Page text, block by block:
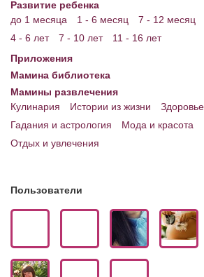
Приложения для Android
Опросы
НОВОСТИ ЛОПОТУНА
Блог Администратора
Развитие ребенка
до 1 месяца
1 - 6 месяц 7 - 12 месяц
4 - 6 лет
7 - 10 лет
11 - 16 лет
Приложения
Мамина библиотека
Мамины развлечения
Кулинария
Истории из жизни Здоровье
Гадания и астрология
Мода и красота
Отдых и увлечения
Пользователи